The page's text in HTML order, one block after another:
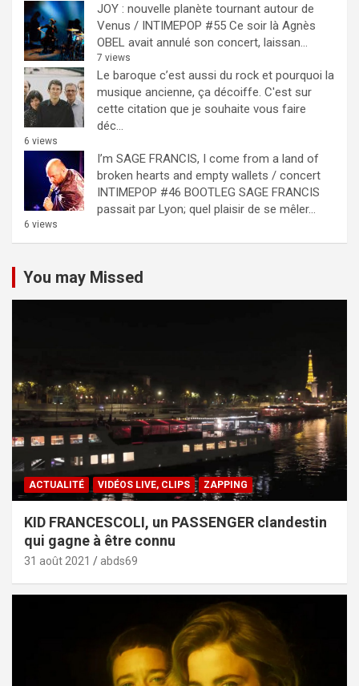
JOY : nouvelle planète tournant autour de
Venus / INTIMEPOP #55 Ce soir là Agnès
OBEL avait annulé son concert, laissan...
7 views
Le baroque c’est aussi du rock et pourquoi la
musique ancienne, ça décoiffe. C'est sur
cette citation que je souhaite vous faire
déc...
6 views
I’m SAGE FRANCIS, I come from a land of
broken hearts and empty wallets / concert
INTIMEPOP #46 BOOTLEG SAGE FRANCIS
passait par Lyon; quel plaisir de se mêler...
6 views
You may Missed
ACTUALITÉ VIDÉOS LIVE, CLIPS ZAPPING
KID FRANCESCOLI, un PASSENGER clandestin
qui gagne à être connu
31 août 2021 abds69